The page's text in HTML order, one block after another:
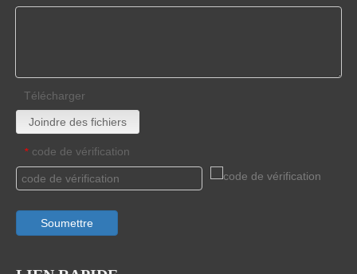
Télécharger
Joindre des fichiers
* code de vérification
Soumettre